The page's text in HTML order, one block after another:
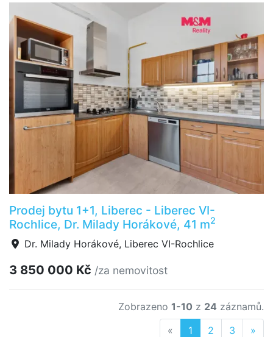
Prodej bytu 1+1, Liberec - Liberec VI-
Rochlice, Dr. Milady Horákové, 41 m2
Dr. Milady Horákové, Liberec VI-Rochlice
3 850 000 Kč /za nemovitost
Zobrazeno 1-10 z 24 záznamů.
« Previous
1 2 3 »